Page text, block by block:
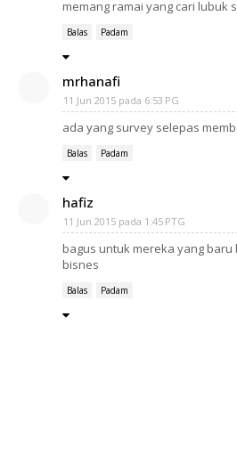
memang ramai yang cari lubuk
Balas Padam
mrhanafi
11 Jun 2015 pada 6:53 PG
ada yang survey selepas
Balas Padam
hafiz
11 Jun 2015 pada 1:45 PTG
bagus untuk mereka yang
bisnes
Balas Padam